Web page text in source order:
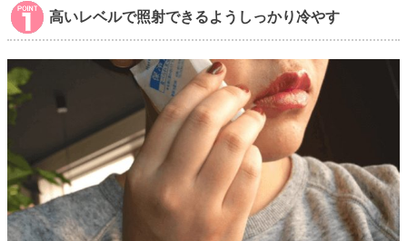
高いレベルで照射できるようしっかり冷やす